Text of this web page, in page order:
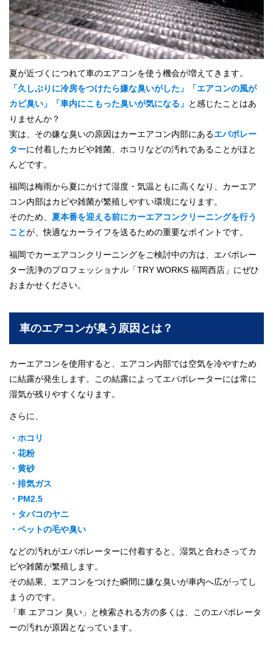
お知らせ
ブログ
夏が近づくにつれて車のエアコンを使う機会が増えてきます。
「久しぶりに冷房をつけたら嫌な臭いがした」「エアコンの風が
カビ臭い」「車内にこもった臭いが気になる」 と感じたことはあ
りませんか？
実は、その嫌な臭いの原因はカーエアコン内部にあるエバポレー
ターに付着したカビや雑菌、ホコリなどの汚れであることがほと
んどです。
福岡は梅雨から夏にかけて湿度・気温ともに高くなり、カーエア
コン内部はカビや雑菌が繁殖しやすい環境になります。
そのため、 夏本番を迎える前にカーエアコンクリーニングを行う
ことが、快適なカーライフを送るための重要なポイントです。
福岡でカーエアコンクリーニングをご検討中の方は、エバポレー
ター洗浄のプロフェッショナル「TRY WORKS 福岡西店」にぜひ
おまかせください。
車のエアコンが臭う原因とは？
カーエアコンを使用すると、エアコン内部では空気を冷やすため
に結露が発生します。この結露によってエバポレーターには常に
湿気が残りやすくなります。
さらに、
・ホコリ
・花粉
・黄砂
・排気ガス
・PM2.5
・タバコのヤニ
・ペットの毛や臭い
などの汚れがエバポレーターに付着すると、湿気と合わさってカ
ビや雑菌が繁殖します。
その結果、エアコンをつけた瞬間に嫌な臭いが車内へ広がってし
まうのです。
「車 エアコン 臭い」と検索される方の多くは、このエバポレータ
ーの汚れが原因となっています。